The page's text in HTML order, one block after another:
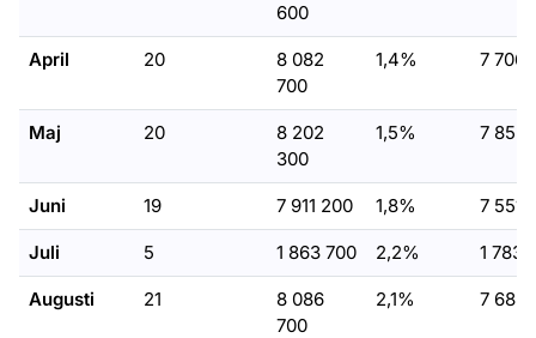
600
April 20
8 082
700
1,4% 7 706
Maj 20
8 202
300
1,5% 7 852
Juni 19 7 911 200 1,8% 7 551
Juli 5 1 863 700 2,2% 1 783
Augusti 21
8 086
700
2,1% 7 685